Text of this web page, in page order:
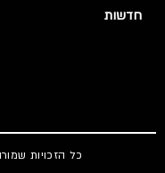
חדשות
כל הזכויות